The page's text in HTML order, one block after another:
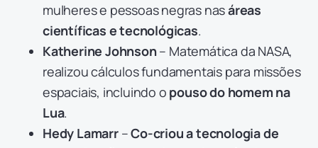
mulheres e pessoas negras nasáreas
científicas e tecnológicas.
Katherine Johnson– Matemática da NASA,
realizou cálculos fundamentais para missões
espaciais, incluindo o pouso do homem na
Lua.
Hedy Lamarr–Co-criou a tecnologia de